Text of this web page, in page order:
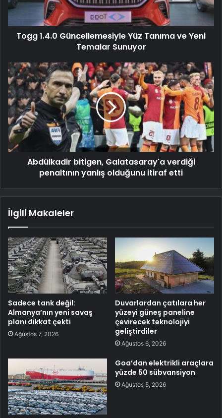
Togg 1.4.0 Güncellemesiyle Yüz Tanıma ve Yeni
Temalar Sunuyor
Abdülkadir bitigen, Galatasaray'a verdiği
penaltının yanlış olduğunu itiraf etti
İlgili Makaleler
Sadece tank değil:
Almanya’nın yeni savaş
planı dikkat çekti
Ağustos 7, 2026
Duvarlardan çatılara her
yüzeyi güneş paneline
çevirecek teknolojiyi
geliştirdiler
Ağustos 6, 2026
Goa’dan elektrikli araçlara
yüzde 50 sübvansiyon
Ağustos 5, 2026